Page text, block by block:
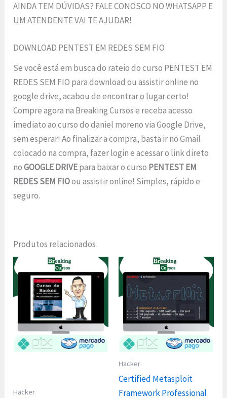
AINDA TEM DÚVIDAS? FALE CONOSCO NO WHATSAPP E
UM ATENDENTE VAI TE AJUDAR!
DOWNLOAD PENTEST EM REDES SEM FIO
Se você está em busca do rateio do curso PENTEST EM
REDES SEM FIO para download ou assistir online no
google drive, acabou de encontrar o lugar certo!
Compre agora na Breaking Cursos e receba acesso
imediato ao curso do daniel moreno via Google Drive,
sem esperar! Ao finalizar a compra, basta ir no Gmail
colocado na compra, fazer login e acessar o link direto
noGOOGLE DRIVEpara baixar o curso PENTEST EM
REDES SEM FIOou assistir online! Simples, rápido e
seguro.
Produtos relacionados
Hacker
Hacker
Certified Metasploit
Framework Professional